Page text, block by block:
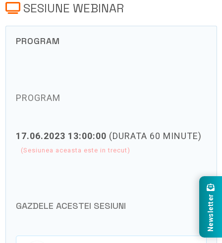
SESIUNE WEBINAR
PROGRAM
PROGRAM
17.06.2023 13:00:00 (DURATA 60 MINUTE)
(Sesiunea aceasta este in trecut)
GAZDELE ACESTEI SESIUNI Newsletter